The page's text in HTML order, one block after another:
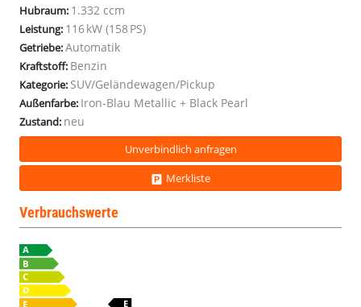
Hubraum: 1.332 ccm
Leistung: 116 kW (158 PS)
Getriebe:Automatik
Kraftstoff: Benzin
Kategorie: SUV/Geländewagen/Pickup
Außenfarbe: Iron-Blau Metallic + Black Pearl
Zustand: neu
Unverbindlich anfragen
Merkliste
Verbrauchswerte